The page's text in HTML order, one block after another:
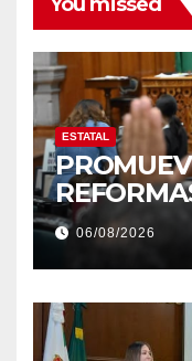
ESTATAL
REFORMAS * Salud,
y justicia,
06/08/2026